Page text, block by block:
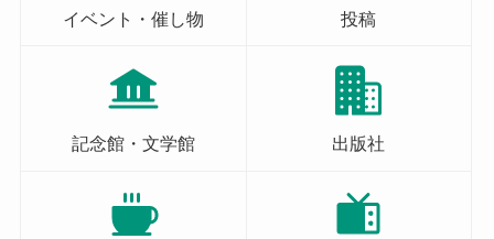
イベント・催し物 投稿
記念館・文学館 出版社